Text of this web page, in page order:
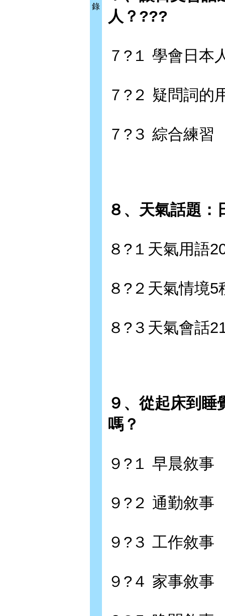
錄
人？???
７?１ 學會日本
７?２ 疑問詞的
７?３ 綜合練習
８、天氣話題：
８?１天氣用語
８?２天氣情境5
８?３天氣會話
９、從起床到
嗎？
９?１ 早晨敘事
９?２ 通勤敘事
９?３ 工作敘事
９?４ 家事敘事